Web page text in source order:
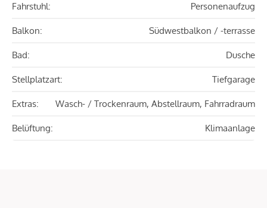
Fahrstuhl: Personenaufzug
Balkon: Südwestbalkon / -terrasse
Bad: Dusche
Stellplatzart: Tiefgarage
Extras: Wasch- / Trockenraum, Abstellraum, Fahrradraum
Belüftung: Klimaanlage